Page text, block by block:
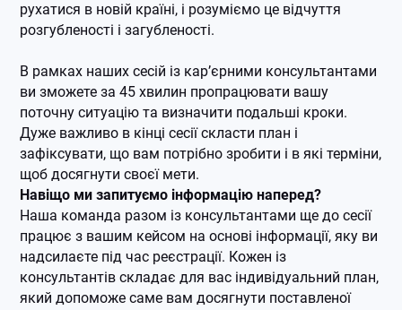
рухатися в новій країні, і розуміємо це відчуття
розгубленості і загубленості.
В рамках наших сесій із кар’єрними консультантами
ви зможете за 45 хвилин пропрацювати вашу
поточну ситуацію та визначити подальші кроки.
Дуже важливо в кінці сесії скласти план і
зафіксувати, що вам потрібно зробити і в які терміни,
щоб досягнути своєї мети.
Навіщо ми запитуємо інформацію наперед?
Наша команда разом із консультантами ще до сесії
працює з вашим кейсом на основі інформації, яку ви
надсилаєте під час реєстрації. Кожен із
консультантів складає для вас індивідуальний план,
який допоможе саме вам досягнути поставленої